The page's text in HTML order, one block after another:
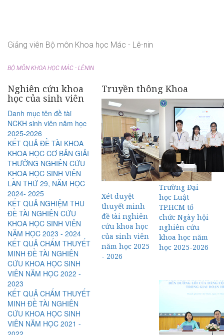
Giảng viên Bộ môn Khoa học Mác - Lê-nin
BỘ MÔN KHOA HỌC MÁC - LÊNIN
Nghiên cứu khoa
học của sinh viên
Danh mục tên đề tài
NCKH sinh viên năm học
2025-2026
KẾT QUẢ ĐỀ TÀI KHOA
KHOA HỌC CƠ BẢN GIẢI
THƯỞNG NGHIÊN CỨU
KHOA HỌC SINH VIÊN
LẦN THỨ 29, NĂM HỌC
2024- 2025
KẾT QUẢ NGHIỆM THU
ĐỀ TÀI NGHIÊN CỨU
KHOA HỌC SINH VIÊN
NĂM HỌC 2023 - 2024
KẾT QUẢ CHẤM THUYẾT
MINH ĐỀ TÀI NGHIÊN
CỨU KHOA HỌC SINH
VIÊN NĂM HỌC 2022 -
2023
KẾT QUẢ CHẤM THUYẾT
MINH ĐỀ TÀI NGHIÊN
CỨU KHOA HỌC SINH
VIÊN NĂM HỌC 2021 -
Truyền thông Khoa
Xét duyệt
thuyết minh
đề tài nghiên
cứu khoa học
của sinh viên
năm học 2025
- 2026
Trường Đại
học Luật
TP.HCM tổ
chức Ngày hội
nghiên cứu
khoa học năm
học 2025-2026